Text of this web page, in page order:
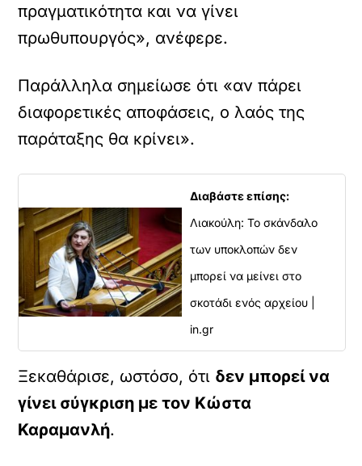
πραγματικότητα και να γίνει
πρωθυπουργός», ανέφερε.
Παράλληλα σημείωσε ότι «αν πάρει
διαφορετικές αποφάσεις, ο λαός της
παράταξης θα κρίνει».
Διαβάστε επίσης:
Λιακούλη: Το σκάνδαλο
των υποκλοπών δεν
μπορεί να μείνει στο
σκοτάδι ενός αρχείου |
in.gr
Ξεκαθάρισε, ωστόσο, ότι δεν μπορεί να
γίνει σύγκριση με τον Κώστα
Καραμανλή.